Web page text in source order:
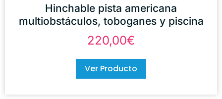
Hinchable pista americana
multiobstáculos, toboganes y piscina
220,00€
Ver Producto